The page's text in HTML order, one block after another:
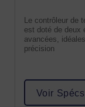
Le contrôleur de
est doté de deux
avancées,
précision
Voir Spécs